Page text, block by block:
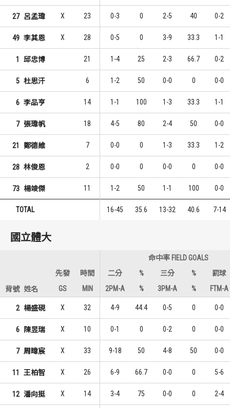
3 8
3 3
27 呂孟瑋 X 23 0-3 0 2-5 40 0-2
49 李其恩 X 28 0-5 0 3-9 33.3 1-1
1 邱忠博 21 1-4 25 2-3 66.7 0-2
5 杜思汗 6 1-2 50 0-0 0 0-0
6 李品亨 14 1-1 100 1-3 33.3 1-1
7 張瑋帆 18 4-5 80 2-4 50 0-0
21 鄭德維 7 0-0 0 1-3 33.3 1-2
28 林俊恩 2 0-0 0 0-0 0 0-0
73 楊竣傑 11 1-2 50 1-1 100 0-0
TOTAL 16-45 35.6 13-32 40.6 7-14
國立體大
命中率 FIELD GOALS
先發
時間 二分 % 三分 %
罰球
背號 姓名 GS MIN 2PM-A % 3PM-A % FTM-A
2 楊盛硯 X 32 4-9 44.4 0-5 0 0-0
6 陳昱瑞 X 10 0-1 0 0-2 0 0-0
7 周暐宸 X 33 9-18 50 4-8 50 0-0
11 王柏智 X 26 6-9 66.7 0-0 0 5-6
12 潘向挺 X 14 3-4 75 0-0 0 2-4